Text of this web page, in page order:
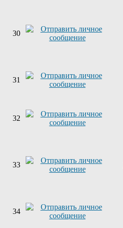
30
31
32
33
34